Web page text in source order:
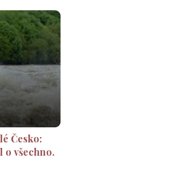
Česko:
o všechno.